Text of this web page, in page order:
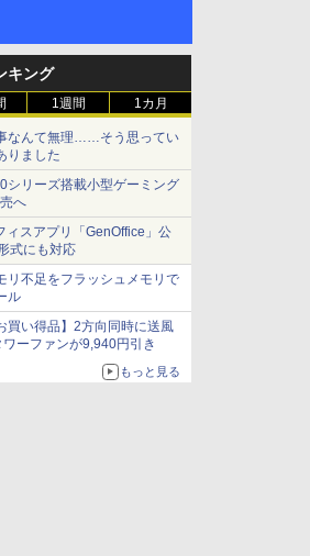
キング
1週間 1カ月
なんて無理……そう思ってい
りました
シリーズ搭載小型ゲーミング
へ
ィスアプリ「GenOffice」公
式にも対応
リ不足をフラッシュメモリで
ル
買い得品】2方向同時に送風
ーファンが9,940円引き
もっと見る